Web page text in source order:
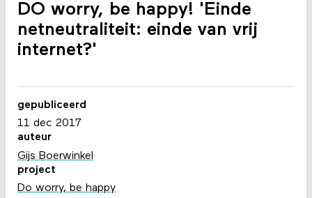
DO worry, be happy! 'Einde
netneutraliteit: einde van vrij
internet?'
gepubliceerd
11 dec 2017
auteur
Gijs Boerwinkel
project
Do worry, be happy